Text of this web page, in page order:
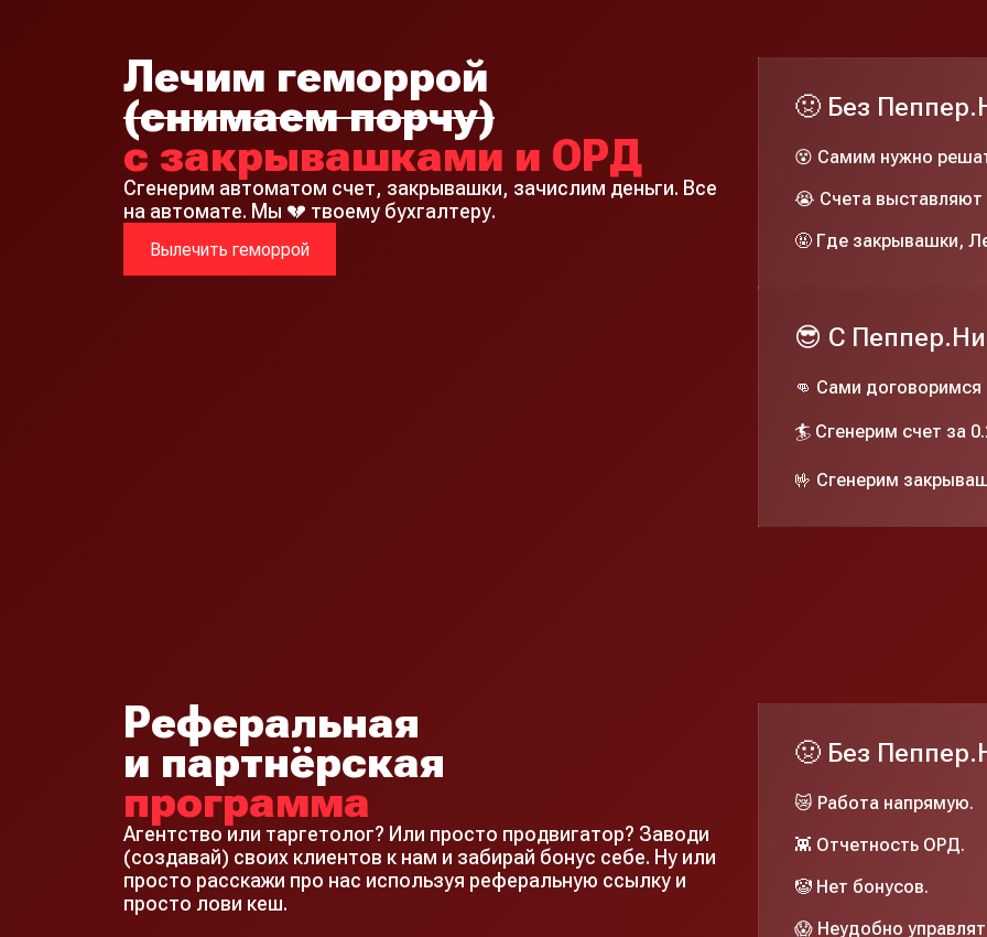
Лечим геморрой
(снимаем порчу)
с закрывашками и ОРД
Сгенерим автоматом счет, закрывашки, зачислим деньги. Все
на автомате. Мы 💔 твоему бухгалтеру.
Вылечить геморрой
🤢 Без
😵 Самим нужно
😭 Счета выставляют
🤬 Где закрывашки,
😎 C
👊 Сами
🏄 Сгенерим счет за
🤟 Сгенерим
Реферальная
и партнёрская
программа
Агентство или таргетолог? Или просто продвигатор? Заводи
(создавай) своих клиентов к нам и забирай бонус себе. Ну или
просто расскажи про нас используя реферальную ссылку и
просто лови кеш.
🤢 Без
😿 Работа напрямую.
👾 Отчетность ОРД.
🤡 Нет бонусов.
😱 Неудобно